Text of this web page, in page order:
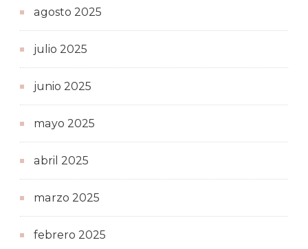
agosto 2025
julio 2025
junio 2025
mayo 2025
abril 2025
marzo 2025
febrero 2025